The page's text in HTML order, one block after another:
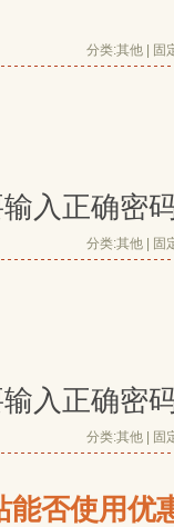
分类:其他 固
入正确密
分类:其他 固
入正确密
分类:其他 固
否使用优